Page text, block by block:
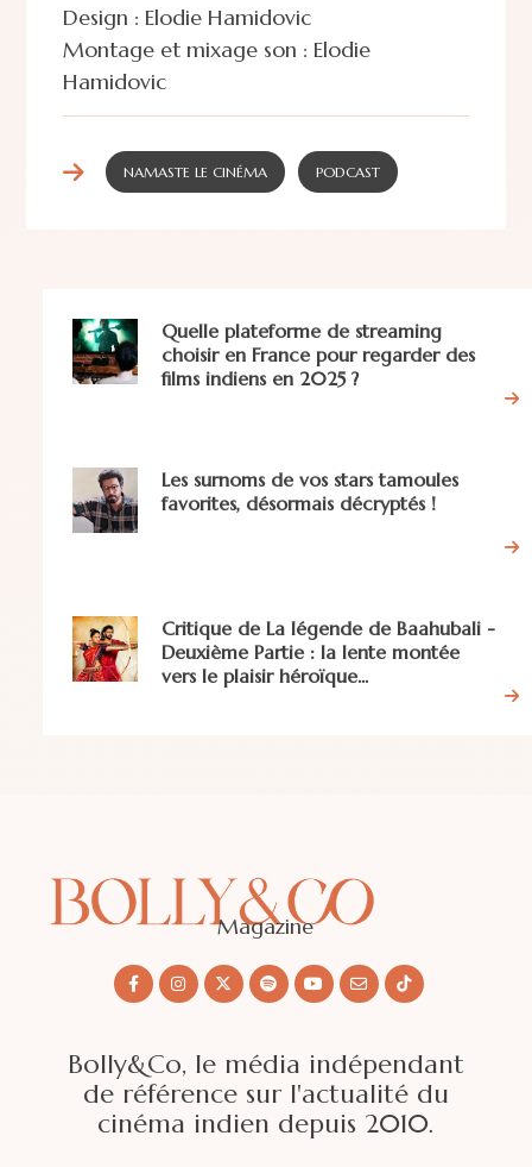
Design : Elodie Hamidovic
Montage et mixage son : Elodie
Hamidovic
NAMASTE LE CINÉMA PODCAST
Quelle plateforme de streaming
choisir en France pour regarder des
films indiens en 2025 ?
Les surnoms de vos stars tamoules
favorites, désormais décryptés !
Critique de La légende de Baahubali -
Deuxième Partie : la lente montée
vers le plaisir héroïque...
Magazine
Bolly&Co, le média indépendant
de référence sur l'actualité du
cinéma indien depuis 2010.